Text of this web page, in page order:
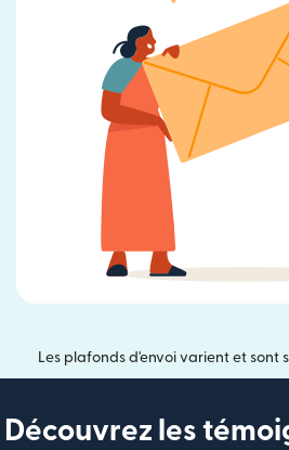
Les plafonds d'envoi varient et sont
Découvrez les